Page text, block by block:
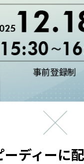
ディーに